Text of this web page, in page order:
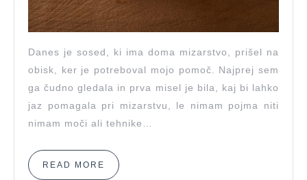
Danes je sosed, ki ima doma mizarstvo, prišel na
obisk, ker je potreboval mojo pomoč. Najprej sem
ga čudno gledala in prva misel je bila, kaj bi lahko
jaz pomagala pri mizarstvu, le nimam pojma niti
nimam moči ali tehnike…
READ MORE READ
MORE